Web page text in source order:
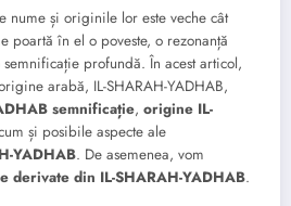
nume și originile lor este veche cât
poartă în el o poveste, o rezonanță
profundă. În acest articol,
arabă, IL-SHARAH-YADHAB,
semnificație, origine IL-
și posibile aspecte ale
YADHAB. De asemenea, vom
derivate din IL-SHARAH-YADHAB.